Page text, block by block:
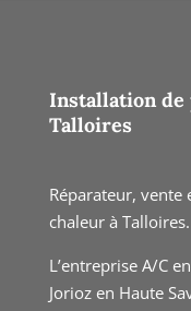
Installation de
Talloires
Réparateur,
chaleur à Talloires.
L’entreprise A/C
Jorioz en Haute